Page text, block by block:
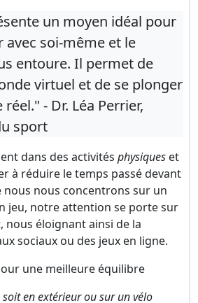
un moyen idéal pour
avec soi-même et le
entoure. Il permet de
virtuel et de se plonger
- Dr. Léa Perrier,
sport
dans des activités physiques et
à réduire le temps passé devant
nous nous concentrons sur un
jeu, notre attention se porte sur
nous éloignant ainsi de la
sociaux ou des jeux en ligne.
une meilleure équilibre
soit en extérieur ou sur un vélo